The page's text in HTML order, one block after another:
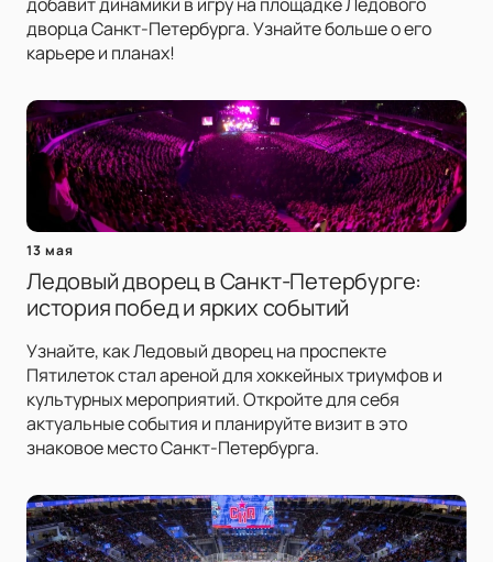
дворца Санкт-Петербурга. Узнайте больше о его
карьере и планах!
13 мая
Ледовый дворец в Санкт-Петербурге:
история побед и ярких событий
Узнайте, как Ледовый дворец на проспекте
Пятилеток стал ареной для хоккейных триумфов и
культурных мероприятий. Откройте для себя
актуальные события и планируйте визит в это
знаковое место Санкт-Петербурга.